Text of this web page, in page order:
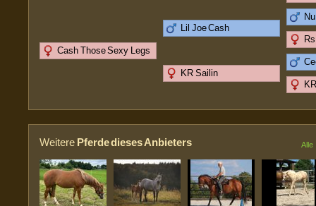
Cash Those Sexy Legs
Lil Joe Cash
KR Sailin
Weitere Pferde dieses Anbieters Alle